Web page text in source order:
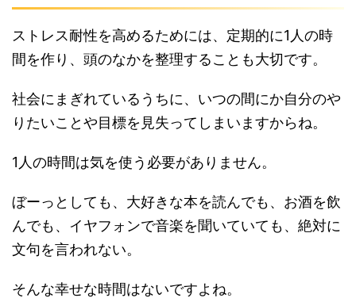
ストレス耐性を高めるためには、定期的に1人の時
間を作り、頭のなかを整理することも大切です。
社会にまぎれているうちに、いつの間にか自分のや
りたいことや目標を見失ってしまいますからね。
1人の時間は気を使う必要がありません。
ぼーっとしても、大好きな本を読んでも、お酒を飲
んでも、イヤフォンで音楽を聞いていても、絶対に
文句を言われない。
そんな幸せな時間はないですよね。